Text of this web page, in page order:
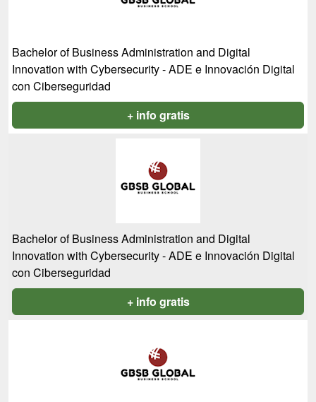
Bachelor of Business Administration and Digital
Innovation with Cybersecurity - ADE e Innovación Digital
con Ciberseguridad
+ info gratis
Bachelor of Business Administration and Digital
Innovation with Cybersecurity - ADE e Innovación Digital
con Ciberseguridad
+ info gratis